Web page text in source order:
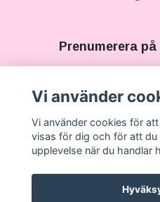
Prenumerera
Vi använder
Vi använder cookies för
visas för dig och för att du
upplevelse när du handlar